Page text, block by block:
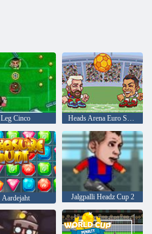
Leg Cinco Heads Arena Euro Soccer
Aardejaht Jalgpalli Headz Cup 2